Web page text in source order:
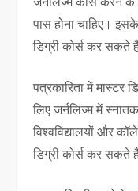
पास होना चाहिए।
डिग्री कोर्स कर सकते
पत्रकारिता में मास्टर
लिए जर्नलिज्म में
विश्वविद्यालयों और
डिग्री कोर्स कर सकते